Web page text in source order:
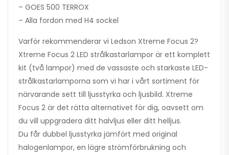
– GOES 500 TERROX
– Alla fordon med H4 sockel
Varför rekommenderar vi Ledson Xtreme Focus 2?
Xtreme Focus 2 LED strålkastarlampor är ett komplett
kit (två lampor) med de vassaste och starkaste LED-
strålkastarlamporna som vi har i vårt sortiment för
närvarande sett till ljusstyrka och ljusbild. Xtreme
Focus 2 är det rätta alternativet för dig, oavsett om
du vill uppgradera ditt halvljus eller ditt helljus.
Du får dubbel ljusstyrka jämfört med original
halogenlampor, en lägre strömförbrukning och